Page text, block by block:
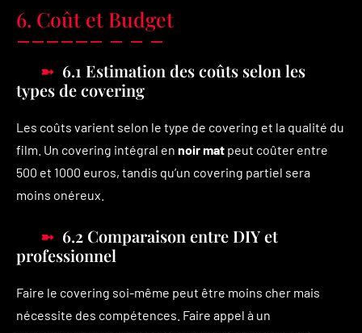
6. Coût et Budget
6.1 Estimation des coûts selon les
types de covering
Les coûts varient selon le type de covering et la qualité du
film. Un covering intégral en noir mat peut coûter entre
500 et 1000 euros, tandis qu’un covering partiel sera
moins onéreux.
6.2 Comparaison entre DIY et
professionnel
Faire le covering soi-même peut être moins cher mais
nécessite des compétences. Faire appel à un